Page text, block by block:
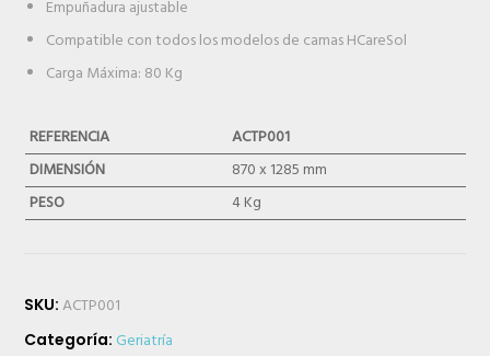
Empuñadura ajustable
Compatible con todos los modelos de camas HCareSol
Carga Máxima: 80 Kg
REFERENCIA
ACTP001
DIMENSIÓN
870 x 1285 mm
PESO
4 Kg
SKU: ACTP001
Categoría: Geriatría